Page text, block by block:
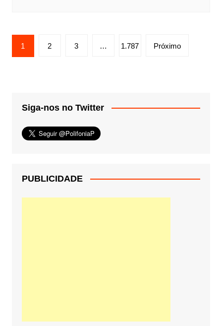
Paginação
de
1 2 3 … 1.787 Próximo
Siga-nos no Twitter
PUBLICIDADE